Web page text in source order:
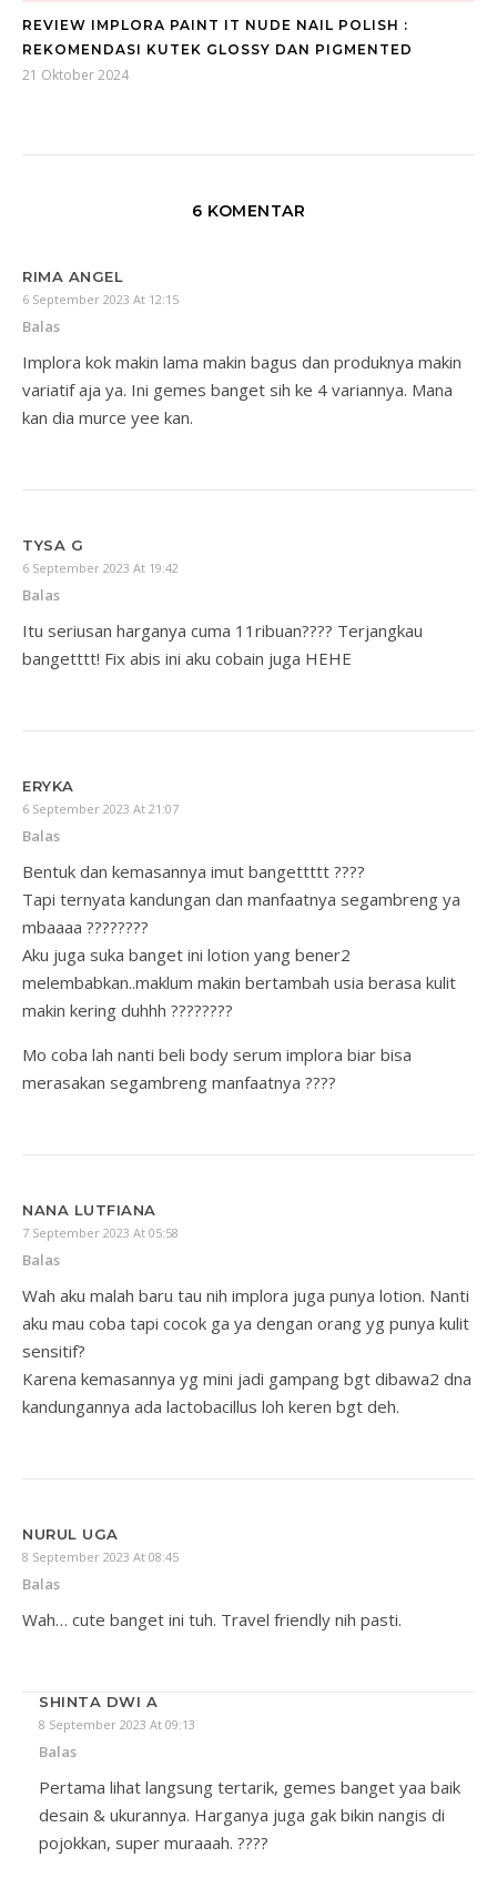
REVIEW IMPLORA PAINT IT NUDE NAIL POLISH :
REKOMENDASI KUTEK GLOSSY DAN PIGMENTED
21 Oktober 2024
6 KOMENTAR
RIMA ANGEL
6 September 2023 At 12:15
Balas
Implora kok makin lama makin bagus dan produknya makin
variatif aja ya. Ini gemes banget sih ke 4 variannya. Mana
kan dia murce yee kan.
TYSA G
6 September 2023 At 19:42
Balas
Itu seriusan harganya cuma 11ribuan???? Terjangkau
bangetttt! Fix abis ini aku cobain juga HEHE
ERYKA
6 September 2023 At 21:07
Balas
Bentuk dan kemasannya imut bangettttt ????
Tapi ternyata kandungan dan manfaatnya segambreng ya
mbaaaa ????????
Aku juga suka banget ini lotion yang bener2
melembabkan..maklum makin bertambah usia berasa kulit
makin kering duhhh ????????
Mo coba lah nanti beli body serum implora biar bisa
merasakan segambreng manfaatnya ????
NANA LUTFIANA
7 September 2023 At 05:58
Balas
Wah aku malah baru tau nih implora juga punya lotion. Nanti
aku mau coba tapi cocok ga ya dengan orang yg punya kulit
sensitif?
Karena kemasannya yg mini jadi gampang bgt dibawa2 dna
kandungannya ada lactobacillus loh keren bgt deh.
NURUL UGA
8 September 2023 At 08:45
Balas
Wah… cute banget ini tuh. Travel friendly nih pasti.
SHINTA DWI A
8 September 2023 At 09:13
Balas
Pertama lihat langsung tertarik, gemes banget yaa baik
desain & ukurannya. Harganya juga gak bikin nangis di
pojokkan, super muraaah. ????